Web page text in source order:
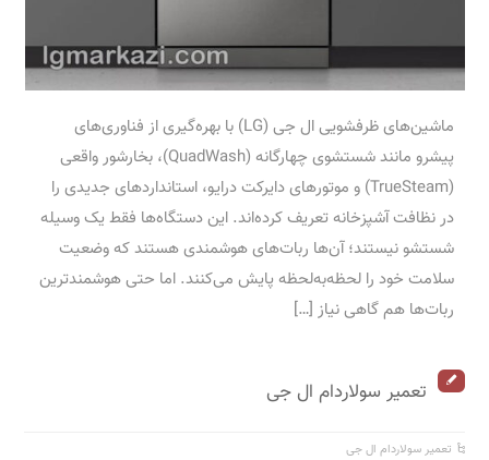
ماشین‌های ظرفشویی ال جی (LG) با بهره‌گیری از فناوری‌های
پیشرو مانند شستشوی چهارگانه (QuadWash)، بخارشور واقعی
(TrueSteam) و موتورهای دایرکت درایو، استانداردهای جدیدی را
در نظافت آشپزخانه تعریف کرده‌اند. این دستگاه‌ها فقط یک وسیله
شستشو نیستند؛ آن‌ها ربات‌های هوشمندی هستند که وضعیت
سلامت خود را لحظه‌به‌لحظه پایش می‌کنند. اما حتی هوشمندترین
ربات‌ها هم گاهی نیاز […]
تعمیر سولاردام ال جی
تعمیر سولاردام ال جی